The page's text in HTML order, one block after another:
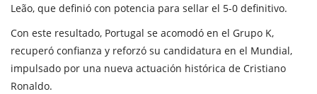
Leão, que definió con potencia para sellar el 5-0 definitivo.
Con este resultado, Portugal se acomodó en el Grupo K,
recuperó confianza y reforzó su candidatura en el Mundial,
impulsado por una nueva actuación histórica de Cristiano
Ronaldo.